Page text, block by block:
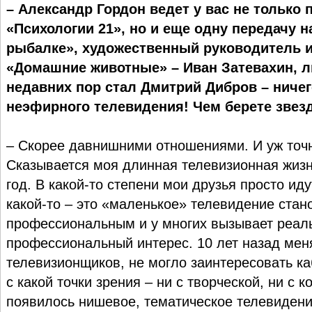
– Александр Гордон ведет у вас не только
«Психологии 21», но и еще одну передачу
рыбалке», художественный руководитель
«Домашние животные» – Иван Затевахин,
недавних пор стал Дмитрий Дибров –
неэфирного телевидения! Чем берете
– Скорее давнишними отношениями. И уж
Сказывается моя длинная телевизионная
год. В какой-то степени мои друзья просто
какой-то – это «маленькое» телевидение
профессиональным и у многих вызывает
профессиональный интерес. 10 лет назад
телевизионщиков, не могло заинтересовать
с какой точки зрения – ни с творческой, ни с
появилось нишевое, тематическое